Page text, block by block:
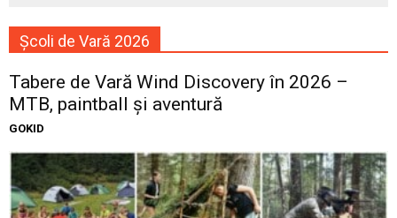
Școli de Vară 2026
Tabere de Vară Wind Discovery în 2026 –
MTB, paintball și aventură
GOKID